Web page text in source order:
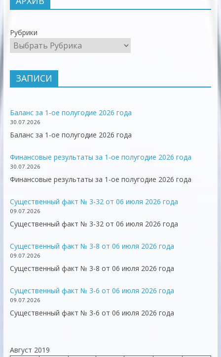
Рубрики
ЗАПИСИ
Баланс за 1-ое полугодие 2026 года
30.07.2026
Баланс за 1-ое полугодие 2026 года
Финансовые результаты за 1-ое полугодие 2026 года
30.07.2026
Финансовые результаты за 1-ое полугодие 2026 года
Существенный факт № 3-32 от 06 июля 2026 года
09.07.2026
Существенный факт № 3-32 от 06 июля 2026 года
Существенный факт № 3-8 от 06 июля 2026 года
09.07.2026
Существенный факт № 3-8 от 06 июля 2026 года
Существенный факт № 3-6 от 06 июля 2026 года
09.07.2026
Существенный факт № 3-6 от 06 июля 2026 года
Август 2019